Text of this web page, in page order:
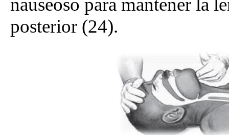
nauseoso para mantener la
posterior (24).